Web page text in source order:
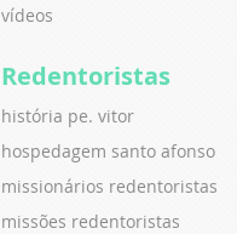
vídeos
Redentoristas
história pe. vitor
hospedagem santo afonso
missionários redentoristas
missões redentoristas